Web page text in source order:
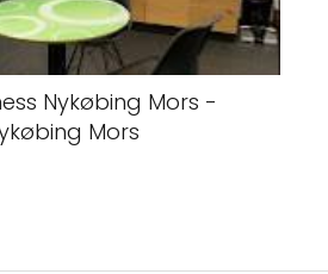
Nykøbing Mors -
Mors